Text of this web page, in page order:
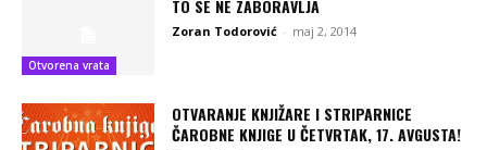
Otvorena vrata
TO SE NE ZABORAVLJA
Zoran Todorović - maj 2, 2014
OTVARANJE KNJIŽARE I STRIPARNICE
ČAROBNE KNJIGE U ČETVRTAK, 17. AVGUSTA!